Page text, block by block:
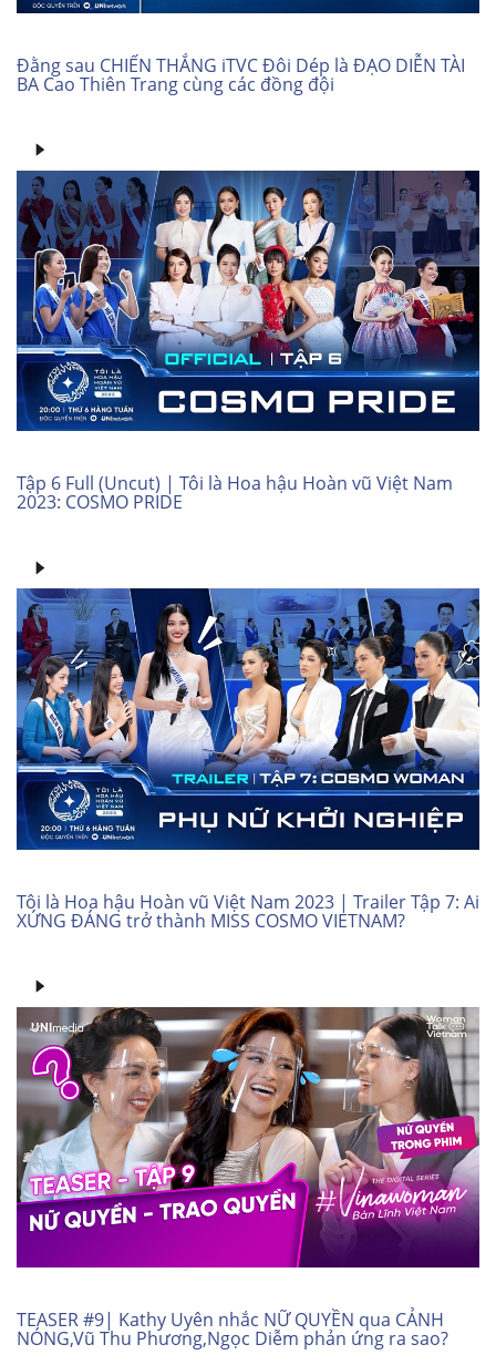
Đằng sau CHIẾN THẮNG iTVC Đôi Dép là ĐẠO DIỄN TÀI
BA Cao Thiên Trang cùng các đồng đội
Tập 6 Full (Uncut) | Tôi là Hoa hậu Hoàn vũ Việt Nam
2023: COSMO PRIDE
Tôi là Hoa hậu Hoàn vũ Việt Nam 2023 | Trailer Tập 7: Ai
XỨNG ĐÁNG trở thành MISS COSMO VIETNAM?
TEASER #9| Kathy Uyên nhắc NỮ QUYỀN qua CẢNH
NÓNG,Vũ Thu Phương,Ngọc Diễm phản ứng ra sao?